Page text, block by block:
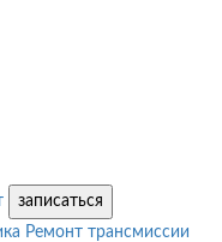
записаться
Ремонт трансмиссии